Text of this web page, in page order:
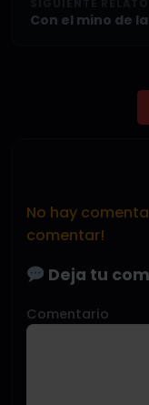
Con el mino de
No hay
comentar!
Deja tu
Comentario